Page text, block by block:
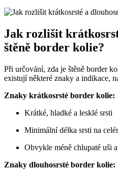
Jak rozlišit
štěně border kolie?
Při určování, zda je štěně border
existují některé znaky a indikace,
Znaky krátkosrsté border kolie:
Krátké, hladké a lesklé srsti
Minimální délka srsti na
Obvykle méně chlupaté uši
Znaky dlouhosrsté border kolie: